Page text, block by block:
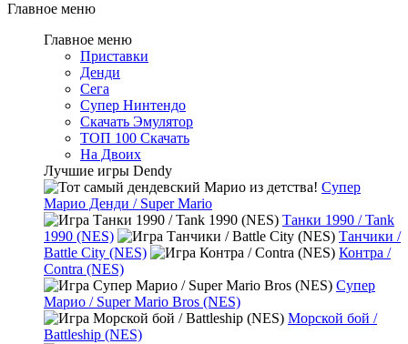
Главное меню
Главное меню
Приставки
Денди
Сега
Супер Нинтендо
Скачать Эмулятор
ТОП 100 Скачать
На Двоих
Лучшие игры Dendy
Супер
Марио Денди / Super Mario
Танки 1990 / Tank
1990 (NES)
Танчики /
Battle City (NES)
Контра /
Contra (NES)
Супер
Марио / Super Mario Bros (NES)
Морской бой /
Battleship (NES)